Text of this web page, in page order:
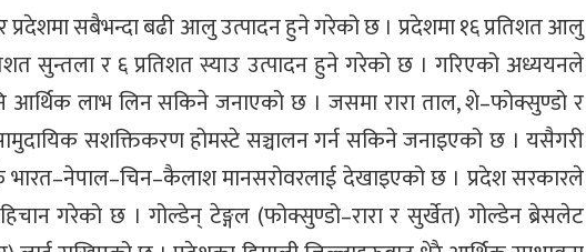
सबैभन्दा बढी आलु उत्पादन हुने गरेको छ । प्रदेशमा १६ प्रतिशत आलु
सुन्तला र ६ प्रतिशत स्याउ उत्पादन हुने गरेको छ । गरिएको अध्ययनले
आर्थिक लाभ लिन सकिने जनाएको छ । जसमा रारा ताल, शे–फोक्सुण्डो र
सशक्तिकरण होमस्टे सञ्चालन गर्न सकिने जनाइएको छ । यसैगरी
भारत–नेपाल–चिन–कैलाश मानसरोवरलाई देखाइएको छ । प्रदेश सरकारले
गरेको छ । गोल्डेन् टेङ्गल (फोक्सुण्डो–रारा र सुर्खेत) गोल्डेन ब्रेसलेट